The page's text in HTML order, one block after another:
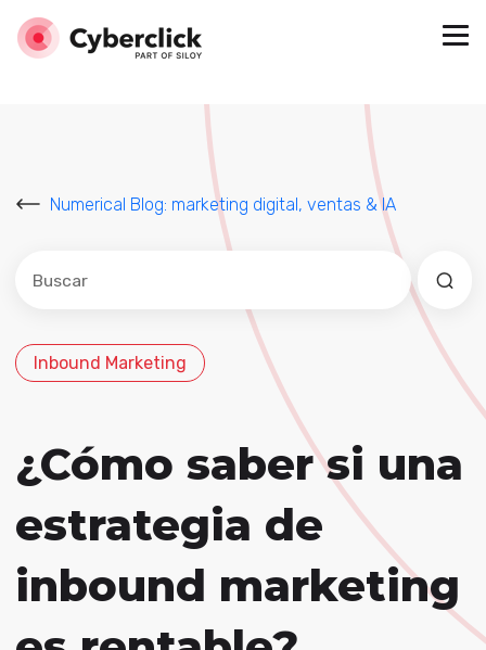
Numerical Blog: marketing digital, ventas & IA
Este es un campo de búsqueda con una función de
No hay sugerencias porque el campo de
Inbound Marketing
¿Cómo saber si una
estrategia de
inbound marketing